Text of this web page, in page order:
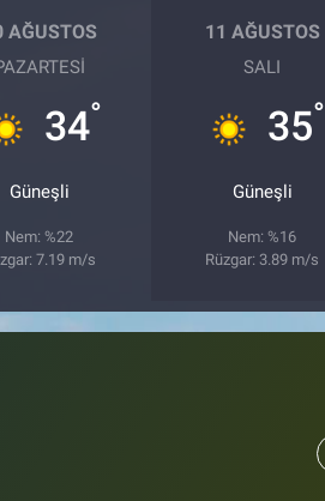
AĞUSTOS
34°
Güneşli
Nem: %22
7.19 m/s
11 AĞUSTOS
SALI
35°
Güneşli
Nem: %16
Rüzgar: 3.89 m/s